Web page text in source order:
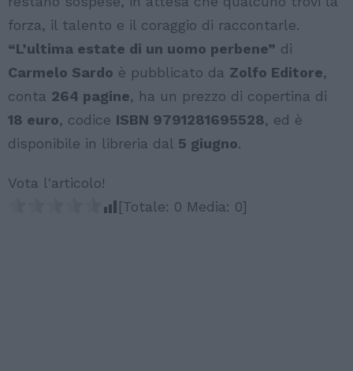
forza, il talento e il coraggio di raccontarle.
“L’ultima estate di un uomo perbene” di
Carmelo Sardo è pubblicato da Zolfo Editore,
conta 264 pagine, ha un prezzo di copertina di
18 euro, codice ISBN 9791281695528, ed è
disponibile in libreria dal 5 giugno.
Vota l'articolo!
[Totale: 0 Media: 0]